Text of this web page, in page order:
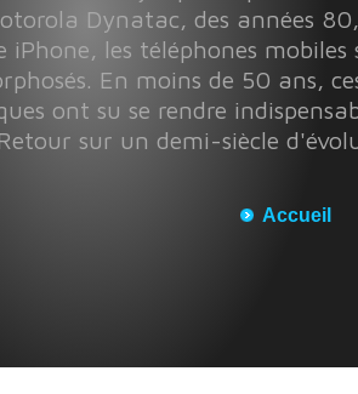
Dynatac, des années
iPhone, les téléphones mobiles
En moins de 50 ans,
ont su se rendre
sur un demi-siècle
Accueil